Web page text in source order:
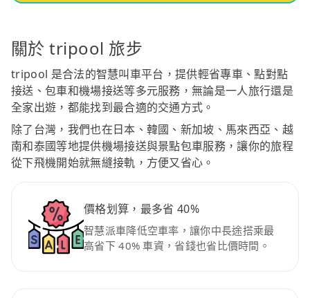
關於 tripool 旅步
tripool 是合法的智慧叫車平台，提供輕省專車、點對點
接送、包車和機場接送等多元服務，無論是一人旅行還是
全家出遊，都能找到最合適的交通方式。
除了台灣，我們也在日本、韓國、新加坡、馬來西亞、越
南和泰國等地提供機場接送與景點包車服務，讓你的旅程
從下飛機開始就無縫接軌，方便又省心。
價格划算，最多省 40%
智慧派車降低空車率，讓你中長途搭乘最
高省下 40% 車資，省錢也省比價時間。